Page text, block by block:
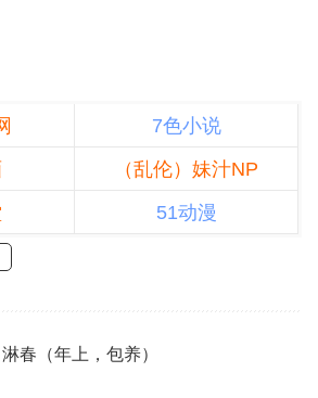
7色小说
（乱伦）妹汁NP
51动漫
淋春（年上，包养）